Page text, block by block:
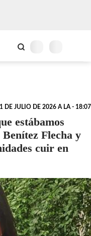
DE JULIO DE 2026 A LA - 18:07
estábamos
Flecha y
cuir en